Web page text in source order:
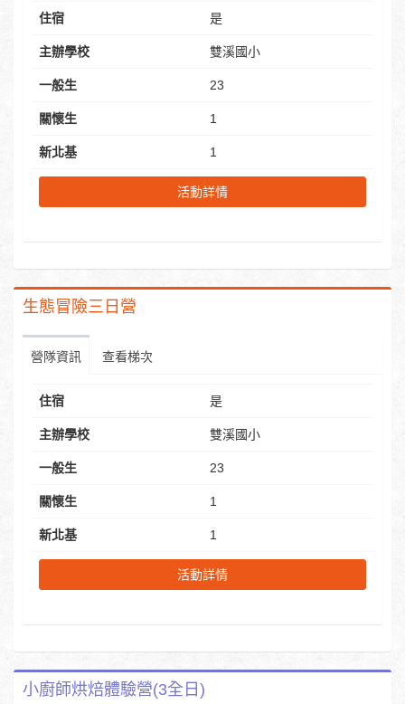
住宿 是
主辦學校 雙溪國小
一般生 23
關懷生 1
新北基 1
活動詳情
生態冒險三日營
營隊資訊 查看梯次
住宿 是
主辦學校 雙溪國小
一般生 23
關懷生 1
新北基 1
活動詳情
小廚師烘焙體驗營(3全日)